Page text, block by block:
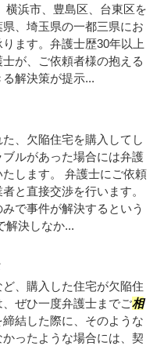
横浜市、豊島区、台東区を
、埼玉県の一都三県にお
ります。弁護士歴30年以上
が、ご依頼者様の抱える
解決策が提示...
、欠陥住宅を購入してし
ルがあった場合には弁護
します。 弁護士にご依頼
と直接交渉を行います。
で事件が解決するという
解決しなか...
、購入した住宅が欠陥住
ぜひ一度弁護士までご相
結した際に、そのような
ったような場合には、契